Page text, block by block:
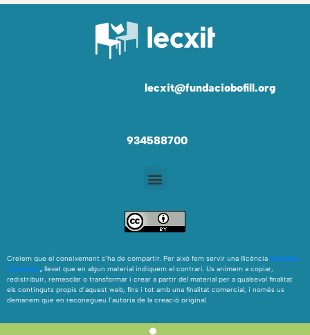
lecxit@fundaciobofill.org
934588700
Creiem que el coneixement s’ha de compartir. Per això fem servir una llicència Creative
Commons, llevat que en algun material indiquem el contrari. Us animem a copiar,
redistribuir, remesclar o transformar i crear a partir del material per a qualsevol finalitat
els continguts propis d’aquest web, fins i tot amb una finalitat comercial, i només us
demanem que en reconegueu l’autoria de la creació original.